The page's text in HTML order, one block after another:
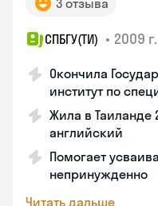
3 отзыва
СПБГУ(ТИ) • 2009 г.
Окончила
институт по
Жила в Таиланде
английский
Помогает
непринужденно
Читать дальше